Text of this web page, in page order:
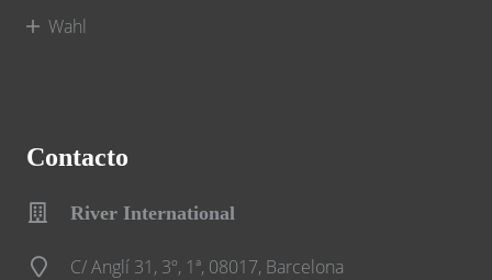
Wahl
Contacto
River International
C/ Anglí 31, 3º, 1ª, 08017, Barcelona